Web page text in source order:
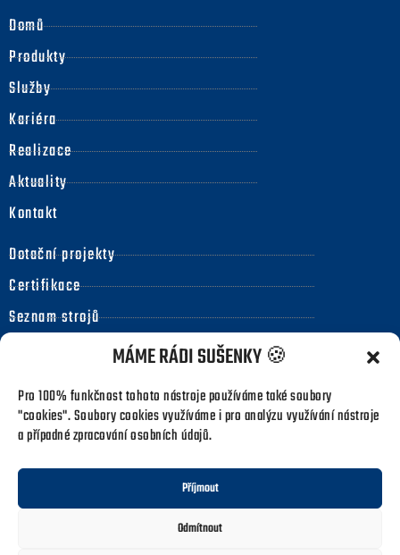
MÁME RÁDI SUŠENKY 🍪
Pro 100% funkčnost tohoto nástroje používáme také soubory
"cookies". Soubory cookies využíváme i pro analýzu využívání nástroje
a případné zpracování osobních údajů.
Příjmout
Odmítnout
Domů
Produkty
Služby
Kariéra
Realizace
Aktuality
Kontakt
Dotační projekty
Certifikace
Seznam strojů
Kodex pro obchodní partnery
Prohlášení o whistleblowingu
Tisk & reklama
Pharmix s. r. o. 2023 © MADE WITH